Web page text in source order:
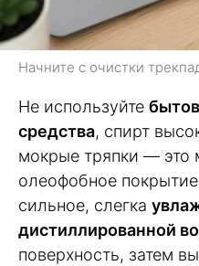
Начните с очистки
Не используйте
средства, спирт
мокрые тряпки — это
олеофобное
сильное, слегка
дистиллированной
поверхность, затем